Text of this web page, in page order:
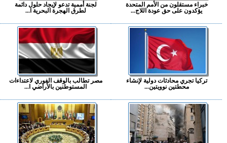
خبراء مستقلون من الأمم المتحدة
يؤكدون على حق عودة اللاج...
لجنة أممية تدعو لإيجاد حلول دائمة
لطرق الهجرة البحرية ا...
تركيا تجري محادثات دولية لإنشاء
محطتين نوويتين...
مصر تطالب بالوقف الفوري لاعتداءات
المستوطنين بالأراضي ا...